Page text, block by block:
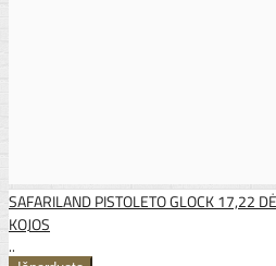
SAFARILAND PISTOLETO GLOCK 17,22
KOJOS
..